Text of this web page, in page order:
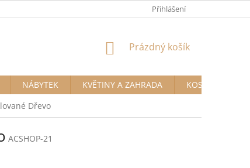
Přihlášení
NÁKUPNÍ
Prázdný košík
NÁBYTEK KVĚTINY A ZAHRADA
KOSMETIKA A
Dřevo
ACSHOP-21